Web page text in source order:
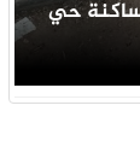
ساكنة حي